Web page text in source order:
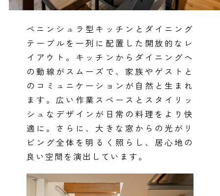
ペニンシュラ型キッチンとダイニング
テーブルを一列に配置した開放的なレ
イアウト。キッチンからダイニングへ
の動線がスムーズで、家族やゲストと
のコミュニケーションが自然と生まれ
ます。広い作業スペースとスタイリッ
シュなデザインが日常の料理をより快
適に。さらに、大きな窓からの光がリ
ビング全体を明るく照らし、居心地の
良い空間を演出しています。